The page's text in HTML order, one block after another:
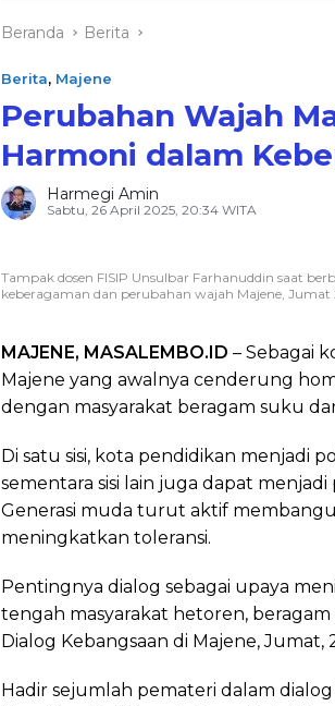
Beranda Berita
Berita, Majene
Perubahan Wajah
Harmoni dalam
Harmegi Amin
Sabtu, 26 April 2025, 20:34 WITA
Tampak dosen FISIP Unsulbar Farhanuddin saat
keberagaman dan perubahan wajah Majene, Jumat
MAJENE, MASALEMBO.ID – Sebagai
Majene yang awalnya cenderung
dengan masyarakat beragam suku
Di satu sisi, kota pendidikan menjadi
sementara sisi lain juga dapat menjadi
Generasi muda turut aktif
meningkatkan toleransi.
Pentingnya dialog sebagai upaya
tengah masyarakat hetoren,
Dialog Kebangsaan di Majene, Jumat,
Hadir sejumlah pemateri dalam